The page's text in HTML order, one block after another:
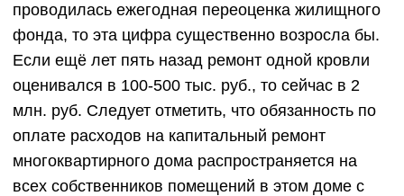
проводилась ежегодная переоценка жилищного
фонда, то эта цифра существенно возросла бы.
Если ещё лет пять назад ремонт одной кровли
оценивался в 100-500 тыс. руб., то сейчас в 2
млн. руб. Следует отметить, что обязанность по
оплате расходов на капитальный ремонт
многоквартирного дома распространяется на
всех собственников помещений в этом доме с